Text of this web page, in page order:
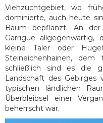
Viehzuchtgebiet, wo
dominierte, auch heute
Baum bepflanzt. An
Garrigue
kleine Täler oder
Steineichenhainen, dem
schließlich sind es die
Landschaft des
typischen ländlichen
Überbleibsel einer
beherrscht war.